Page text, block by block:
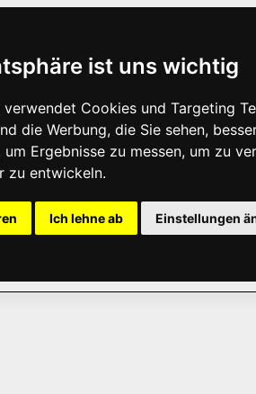
ist uns wichtig
verwendet Cookies und Targeting
die Werbung, die Sie sehen,
Ergebnisse zu messen, um zu
zu entwickeln.
Ich lehne ab Einstellungen